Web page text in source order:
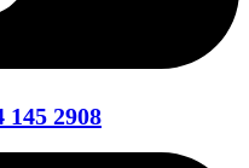
145 2908